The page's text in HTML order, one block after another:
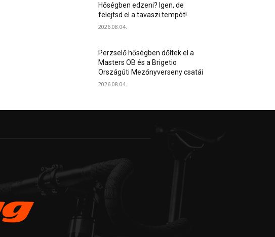
Hőségben edzeni? Igen, de
felejtsd el a tavaszi tempót!
2026.08.04.
Perzselő hőségben dőltek el a
Masters OB és a Brigetio
Országúti Mezőnyverseny csatái
2026.08.04.